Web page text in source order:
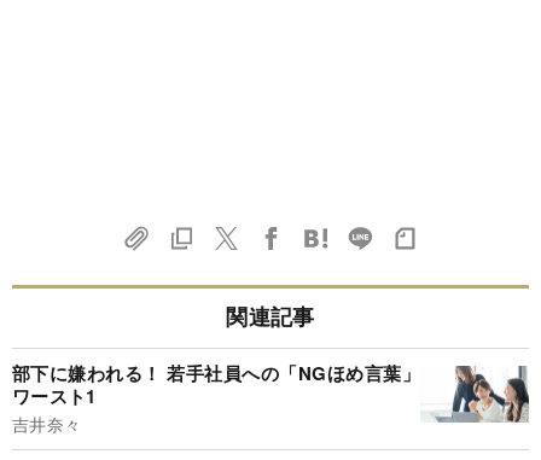
関連記事
部下に嫌われる！ 若手社員への「NGほめ言葉」
ワースト1
吉井奈々